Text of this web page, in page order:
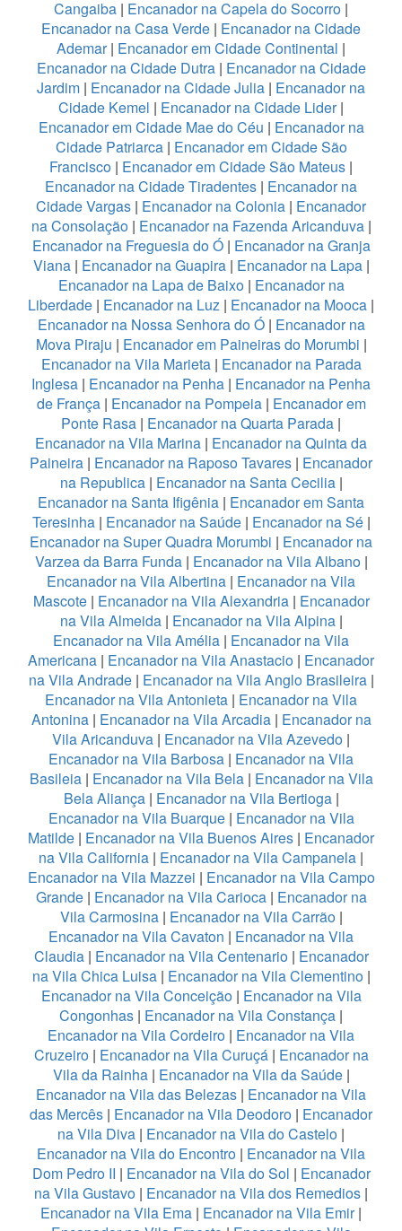
Cangaiba | Encanador na Capela do Socorro |
Encanador na Casa Verde | Encanador na Cidade
Ademar| Encanador em Cidade Continental |
Encanador na Cidade Dutra | Encanador na Cidade
Jardim | Encanador na Cidade Julia | Encanador na
Cidade Kemel | Encanador na Cidade Lider|
Encanador em Cidade Mae do Céu | Encanador na
Cidade Patriarca| Encanador em Cidade São
Francisco | Encanador em Cidade São Mateus |
Encanador na Cidade Tiradentes | Encanador na
Cidade Vargas | Encanador na Colonia | Encanador
na Consolação | Encanador na Fazenda Aricanduva|
Encanador na Freguesia do Ó| Encanador na Granja
Viana| Encanador na Guapira| Encanador na Lapa|
Encanador na Lapa de Baixo | Encanador na
Liberdade | Encanador na Luz | Encanador na Mooca |
Encanador na Nossa Senhora do Ó| Encanador na
Mova Piraju | Encanador em Paineiras do Morumbi |
Encanador na Vila Marieta| Encanador na Parada
Inglesa | Encanador na Penha | Encanador na Penha
de França | Encanador na Pompeia| Encanador em
Ponte Rasa | Encanador na Quarta Parada |
Encanador na Vila Marina | Encanador na Quinta da
Paineira | Encanador na Raposo Tavares | Encanador
na Republica| Encanador na Santa Cecilia|
Encanador na Santa Ifigênia | Encanador em Santa
Teresinha| Encanador na Saúde| Encanador na Sé|
Encanador na Super Quadra Morumbi | Encanador na
Varzea da Barra Funda| Encanador na Vila Albano|
Encanador na Vila Albertina | Encanador na Vila
Mascote| Encanador na Vila Alexandria| Encanador
na Vila Almeida | Encanador na Vila Alpina |
Encanador na Vila Amélia | Encanador na Vila
Americana | Encanador na Vila Anastacio | Encanador
na Vila Andrade| Encanador na Vila Anglo Brasileira|
Encanador na Vila Antonieta | Encanador na Vila
Antonina| Encanador na Vila Arcadia | Encanador na
Vila Aricanduva | Encanador na Vila Azevedo |
Encanador na Vila Barbosa | Encanador na Vila
Basileia| Encanador na Vila Bela| Encanador na Vila
Bela Aliança| Encanador na Vila Bertioga|
Encanador na Vila Buarque| Encanador na Vila
Matilde | Encanador na Vila Buenos Aires | Encanador
na Vila California | Encanador na Vila Campanela |
Encanador na Vila Mazzei | Encanador na Vila Campo
Grande| Encanador na Vila Carioca| Encanador na
Vila Carmosina| Encanador na Vila Carrão|
Encanador na Vila Cavaton | Encanador na Vila
Claudia| Encanador na Vila Centenario| Encanador
na Vila Chica Luisa | Encanador na Vila Clementino|
Encanador na Vila Conceição| Encanador na Vila
Congonhas | Encanador na Vila Constança |
Encanador na Vila Cordeiro | Encanador na Vila
Cruzeiro | Encanador na Vila Curuçá | Encanador na
Vila da Rainha | Encanador na Vila da Saúde|
Encanador na Vila das Belezas | Encanador na Vila
das Mercês | Encanador na Vila Deodoro | Encanador
na Vila Diva | Encanador na Vila do Castelo |
Encanador na Vila do Encontro | Encanador na Vila
Dom Pedro II | Encanador na Vila do Sol | Encanador
na Vila Gustavo | Encanador na Vila dos Remedios |
Encanador na Vila Ema | Encanador na Vila Emir|